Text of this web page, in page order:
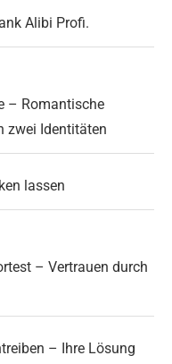
Alibi Profi.
– Romantische
zwei Identitäten
lassen
– Vertrauen durch
– Ihre Lösung